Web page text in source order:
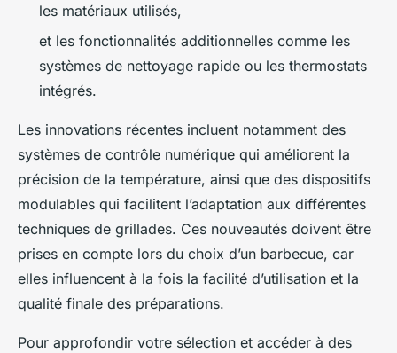
les matériaux utilisés,
et les fonctionnalités additionnelles comme les
systèmes de nettoyage rapide ou les thermostats
intégrés.
Les innovations récentes incluent notamment des
systèmes de contrôle numérique qui améliorent la
précision de la température, ainsi que des dispositifs
modulables qui facilitent l’adaptation aux différentes
techniques de grillades. Ces nouveautés doivent être
prises en compte lors du choix d’un barbecue, car
elles influencent à la fois la facilité d’utilisation et la
qualité finale des préparations.
Pour approfondir votre sélection et accéder à des